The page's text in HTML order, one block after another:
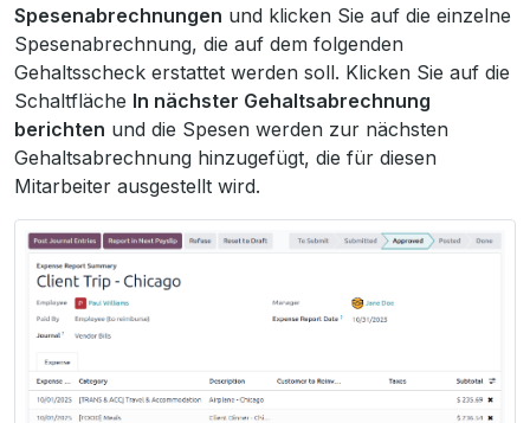
Spesenabrechnungen und klicken Sie auf die einzelne
Spesenabrechnung, die auf dem folgenden
Gehaltsscheck erstattet werden soll. Klicken Sie auf die
Schaltfläche In nächster Gehaltsabrechnung
berichten und die Spesen werden zur nächsten
Gehaltsabrechnung hinzugefügt, die für diesen
Mitarbeiter ausgestellt wird.